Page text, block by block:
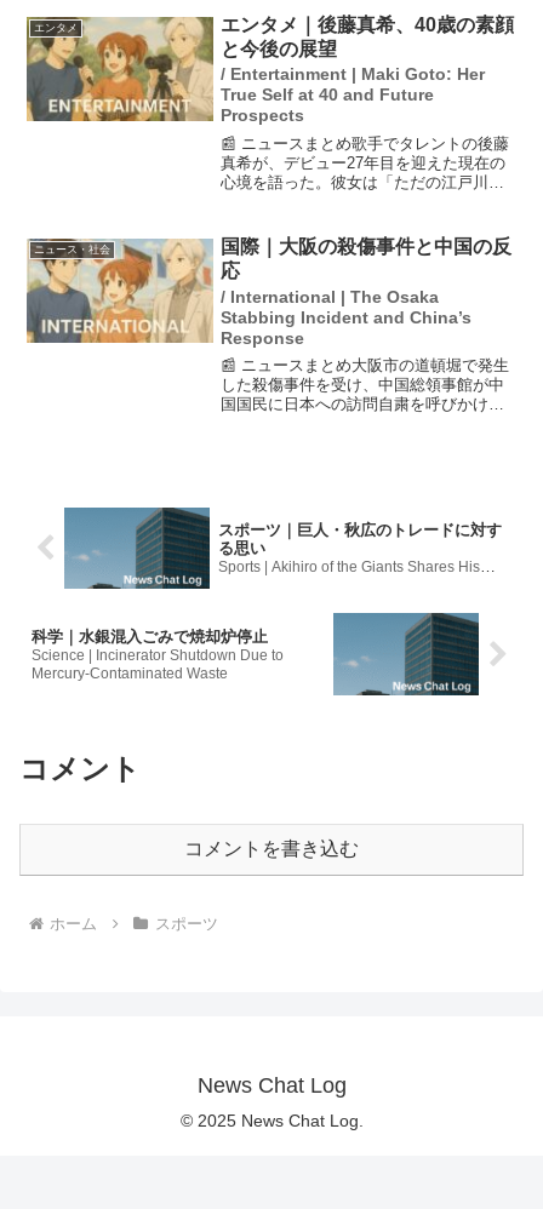
独特な模様で知られていますが、撮影の
ために訪れる観光客によ...
エンタメ
エンタメ｜後藤真希、40歳の素顔
と今後の展望
/ Entertainment | Maki Goto: Her
True Self at 40 and Future
Prospects
📰 ニュースまとめ歌手でタレントの後藤
真希が、デビュー27年目を迎えた現在の
心境を語った。彼女は「ただの江戸川区
のデビューからソロアーティスト、バラ
エティ番組、YouT...
ニュース・社会
国際｜大阪の殺傷事件と中国の反
応
/ International | The Osaka
Stabbing Incident and China’s
Response
📰 ニュースまとめ大阪市の道頓堀で発生
した殺傷事件を受け、中国総領事館が中
国国民に日本への訪問自粛を呼びかけ
スポーツ｜巨人・秋広のトレードに対す
る思い
Sports | Akihiro of the Giants Shares His
科学｜水銀混入ごみで焼却炉停止
Science | Incinerator Shutdown Due to
Mercury-Contaminated Waste
コメント
コメントを書き込む
ホーム スポーツ
News Chat Log
© 2025 News Chat Log.